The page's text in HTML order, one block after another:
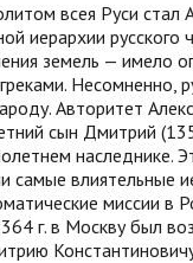
всея Руси стал
иерархии
земель — имело
Несомненно,
Авторитет
сын Дмитрий
наследнике.
самые влиятельные
миссии в
г. в Москву был